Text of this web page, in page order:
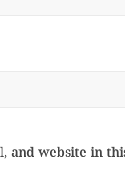
and website in